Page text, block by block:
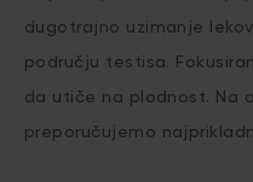
dugotrajno uzimanje
području testisa.
da utiče na plodnost. Na
preporučujemo